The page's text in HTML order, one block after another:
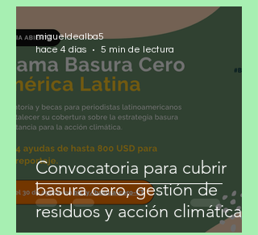
Convocatoria para cubrir
basura cero, gestión de
migueldealba5
hace 4 días
5 min de lectura